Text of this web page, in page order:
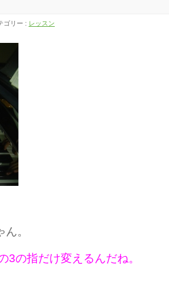
ゴリー : レッスン
。
3の指だけ変えるんだね。